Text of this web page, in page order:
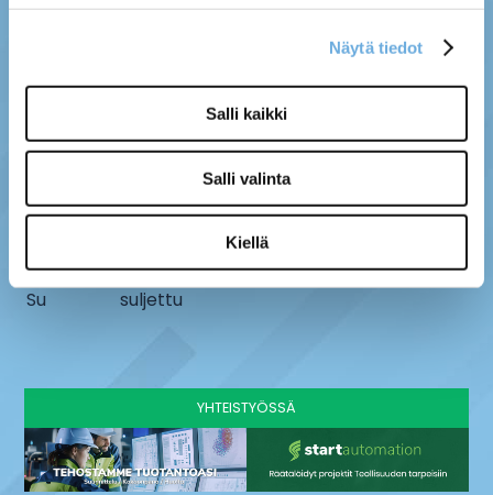
Näytä tiedot
Salli kaikki
Salli valinta
Kiellä
MYYMÄLÄ
Kauhajoki
AUKIOLOAJAT
La
9-13
Su
suljettu
SÄHKÖ-MÄNTYLÄ OY
info@sahko-mantyla.fi
06 231 4930
YHTEISTYÖSSÄ